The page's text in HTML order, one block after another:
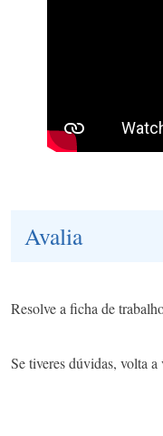
Avalia
Resolve a ficha de
Se tiveres dúvidas, volta